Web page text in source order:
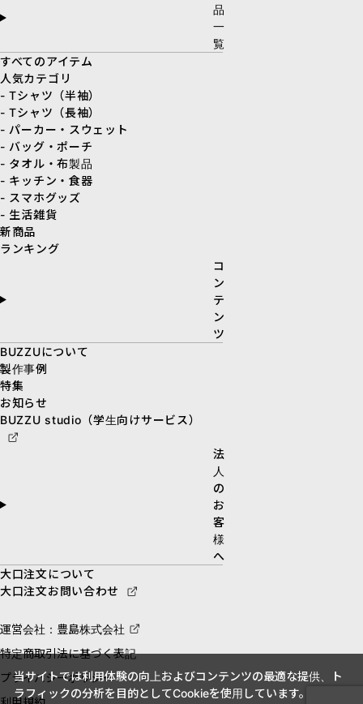
品
一
覧
すべてのアイテム
人気カテゴリ
- Tシャツ（半袖）
- Tシャツ（長袖）
- パーカー・スウェット
- バッグ・ポーチ
- タオル・布製品
- キッチン・食器
- スマホグッズ
- 生活雑貨
新商品
ランキング
コ
ン
テ
ン
ツ
BUZZUについて
製作事例
特集
お知らせ
BUZZU studio（学生向けサービス）
法
人
の
お
客
様
へ
大口注文について
大口注文お問い合わせ
運営会社：豊島株式会社
特定商取引法に基づく表記
プライバシーポリシー
当サイトでは利用体験の向上およびコンテンツの最適な提供、ト
ラフィックの分析を目的としてCookieを使用しています。